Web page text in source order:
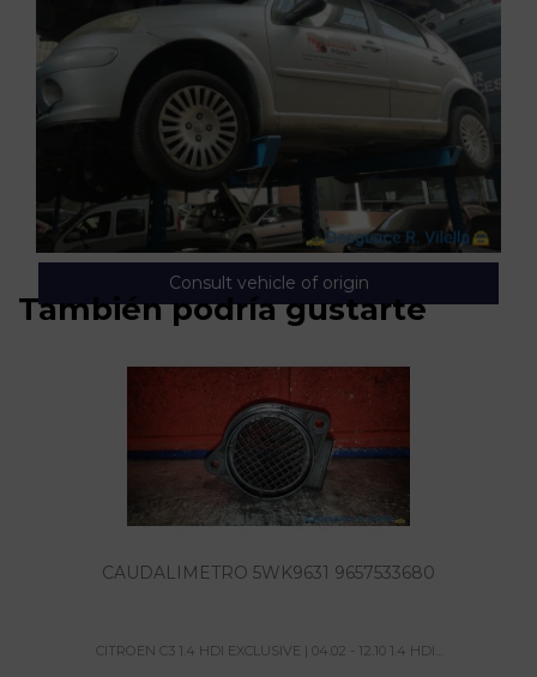
Consult vehicle of origin
También podría gustarte
CAUDALIMETRO 5WK9631 9657533680
CITROEN C3 1.4 HDI EXCLUSIVE | 04.02 - 12.10 1.4 HDI...